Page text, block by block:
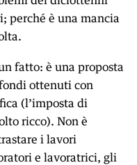
perché è una mancia
fatto: è una proposta
ottenuti con
(l’imposta di
ricco). Non è
i lavori
e lavoratrici, gli